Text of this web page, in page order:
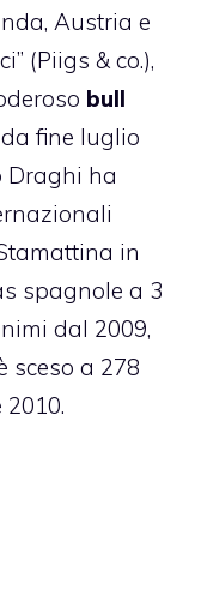
Austria e
(Piigs & co.),
bull
fine luglio
Draghi ha
in
spagnole a 3
dal 2009,
sceso a 278